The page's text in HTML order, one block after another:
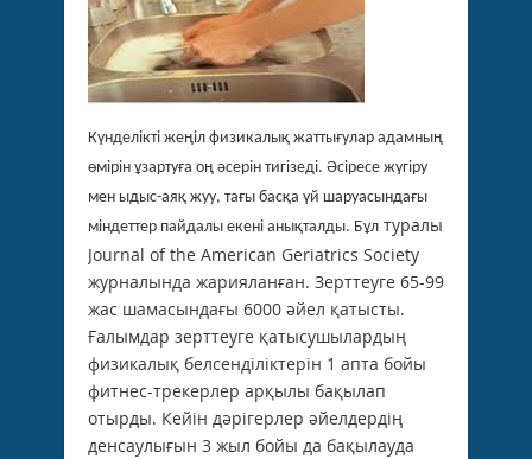
Күнделікті жеңіл физикалық жаттығулар адамның
өмірін ұзартуға оң әсерін тигізеді. Әсіресе жүгіру
мен ыдыс-аяқ жуу, тағы басқа үй шаруасындағы
міндеттер пайдалы екені анықталды. Бұл туралы
Journal of the American Geriatrics Society
журналында жарияланған. Зерттеуге 65-99
жас шамасындағы 6000 әйел қатысты.
Ғалымдар зерттеуге қатысушылардың
физикалық белсенділіктерін 1 апта бойы
фитнес-трекерлер арқылы бақылап
отырды. Кейін дәрігерлер әйелдердің
денсаулығын 3 жыл бойы да бақылауда